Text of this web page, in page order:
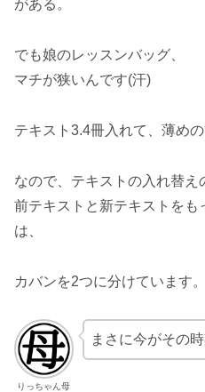
がある。
でも娘のレッスンバッグ、
マチが狭いんです(汗)
テキスト3.4冊入れて、薄め
なので、テキストの入れ替え
前テキストと新テキストを
は、
カバンを2つに分けています
りっちゃん母
まさに今がその